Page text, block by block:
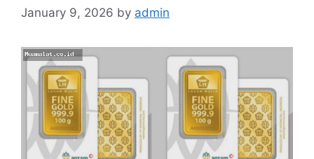
January 9, 2026 by admin